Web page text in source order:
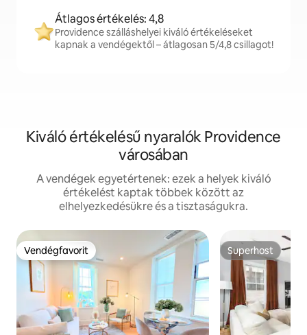
Átlagos értékelés: 4,8
Providence szálláshelyei kiváló értékeléseket
kapnak a vendégektől – átlagosan 5/4,8 csillagot!
Kiváló értékelésű nyaralók Providence
városában
A vendégek egyetértenek: ezek a helyek kiváló
értékelést kaptak többek között az
elhelyezkedésükre és a tisztaságukra.
Vendégfavorit
Vendégfavorit Superhost
Superhost